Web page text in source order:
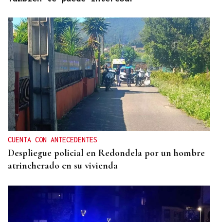
CUENTA CON ANTECEDENTES
Despliegue policial en Redondela por un hombre
atrincherado en su vivienda